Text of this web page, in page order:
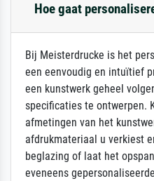
Hoe gaat
Bij Meisterdrucke is het
een eenvoudig en intuïtief
een kunstwerk geheel
specificaties te ontwerpen.
afmetingen van het
afdrukmateriaal u verkiest
beglazing of laat het
eveneens